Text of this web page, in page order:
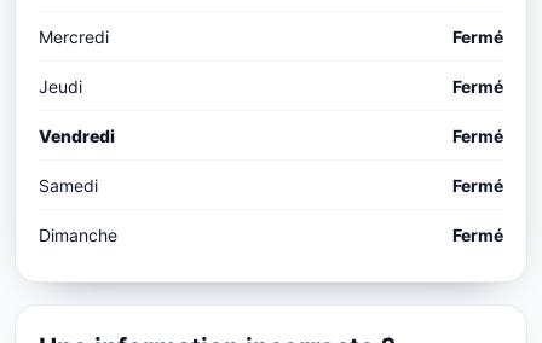
Mercredi Fermé
Jeudi Fermé
Vendredi Fermé
Samedi Fermé
Dimanche Fermé